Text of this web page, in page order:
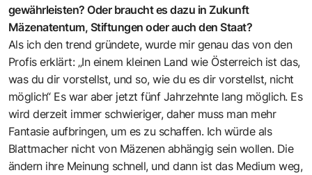
gewährleisten? Oder braucht es dazu in Zukunft
Mäzenatentum, Stiftungen oder auch den Staat?
Als ich den trend gründete, wurde mir genau das von den
Profis erklärt: „In einem kleinen Land wie Österreich ist das,
was du dir vorstellst, und so, wie du es dir vorstellst, nicht
möglich“ Es war aber jetzt fünf Jahrzehnte lang möglich. Es
wird derzeit immer schwieriger, daher muss man mehr
Fantasie aufbringen, um es zu schaffen. Ich würde als
Blattmacher nicht von Mäzenen abhängig sein wollen. Die
ändern ihre Meinung schnell, und dann ist das Medium weg,